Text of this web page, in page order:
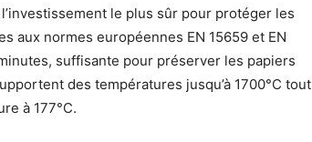
le plus sûr pour protéger les
aux normes européennes EN 15659 et EN
suffisante pour préserver les papiers
des températures jusqu’à 1700°C tout
à 177°C.